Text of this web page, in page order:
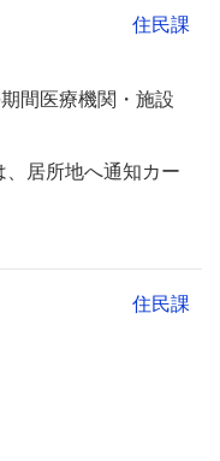
住民課
間医療機関・施設
居所地へ通知カー
住民課